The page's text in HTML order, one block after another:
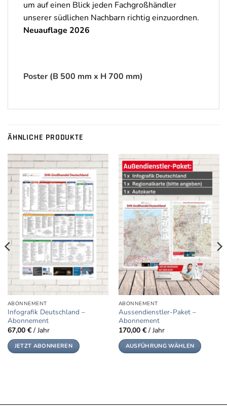
um auf einen Blick jeden Fachgroßhändler
unserer südlichen Nachbarn richtig einzuordnen.
Neuauflage 2026
Poster (B 500 mm x H 700 mm)
ÄHNLICHE PRODUKTE
ABONNEMENT
Infografik Deutschland –
Abonnement
67,00 € / Jahr
JETZT ABONNIEREN
ABONNEMENT
Aussendienstler-Paket –
Abonnement
170,00 € / Jahr
AUSFÜHRUNG WÄHLEN